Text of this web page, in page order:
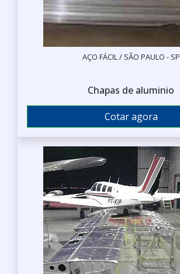
AÇO FÁCIL / SÃO PAULO - SP
Chapas de aluminio
Cotar agora